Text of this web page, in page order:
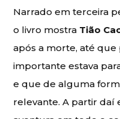
Narrado em terceira
o livro mostra Tião
após a morte, até
importante estava
e que de alguma
relevante. A partir daí